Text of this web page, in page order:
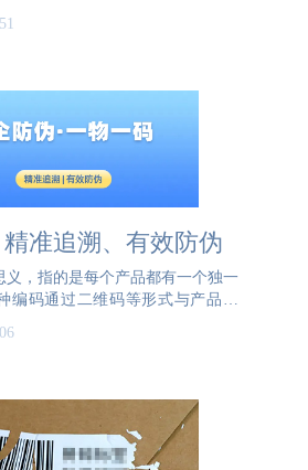
那么，防伪标签的价格究竟受到哪
准追溯、有效防伪
义，指的是每个产品都有一个独一
编码通过二维码等形式与产品绑
息的精准对应。这种方式的主要
每个产品提供一个独特的身份标